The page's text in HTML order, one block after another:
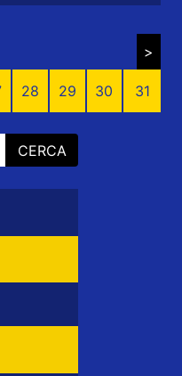
>
28 29 30 31
CERCA